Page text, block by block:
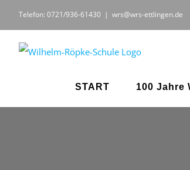
Inhalt
springen
Telefon: 0721/936-61430 | wrs@wrs-ettlingen.de
START 100 Jahre